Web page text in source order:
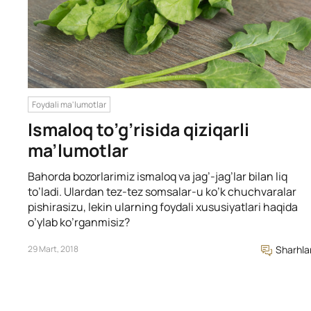
Foydali ma'lumotlar
Ismaloq to’g’risida qiziqarli
ma’lumotlar
Bahorda bozorlarimiz ismaloq va jag’-jag’lar bilan liq
to’ladi. Ulardan tez-tez somsalar-u ko’k chuchvaralar
pishirasizu, lekin ularning foydali xususiyatlari haqida
o’ylab ko’rganmisiz?
29 Mart, 2018